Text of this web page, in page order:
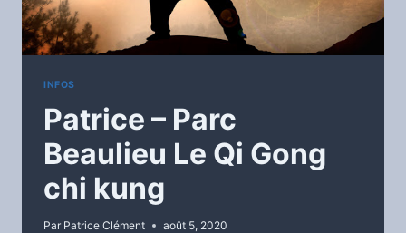
INFOS
Patrice – Parc
Beaulieu Le Qi Gong
chi kung
Par Patrice Clément août 5, 2020